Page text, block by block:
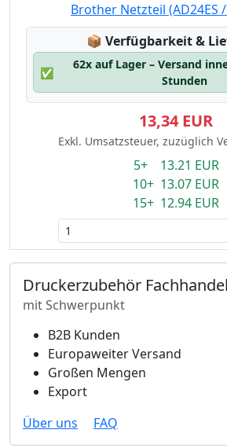
Brother Netzteil (AD24ES
📦 Lagerstatus:
Verfügbarkeit &
✅
62x auf Lager – Versand
Stunden
13,34 EUR
Exkl. Umsatzsteuer, zuzüglich
5+ 13.21 EUR
10+ 13.07 EUR
15+ 12.94 EUR
Druckerzubehör Fachhandel
mit Schwerpunkt
B2B Kunden
Europaweiter Versand
Großen Mengen
Export
Über uns
FAQ